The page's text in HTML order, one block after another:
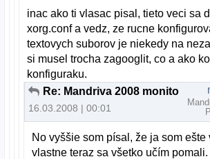
inac ako ti vlasac pisal, tieto veci sa
xorg.conf a vedz, ze rucne
textovych suborov je niekedy na
si musel trocha zagooglit, co a ako
konfiguraku.
16.03.2008 | 00:01
No vyššie som písal, že ja som ešte
vlastne teraz sa všetko učím pomali.